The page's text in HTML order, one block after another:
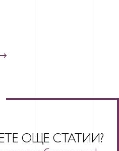
ОЩЕ СТАТИИ?